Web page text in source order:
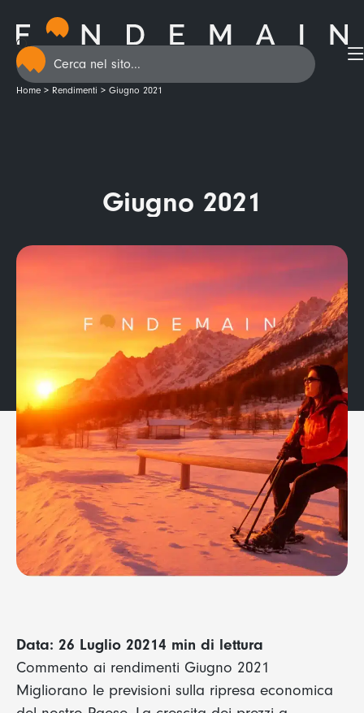
Home > Rendimenti > Giugno 2021
Giugno 2021
Data: 26 Luglio 20214 min di lettura
Commento ai rendimenti Giugno 2021
Migliorano le previsioni sulla ripresa economica